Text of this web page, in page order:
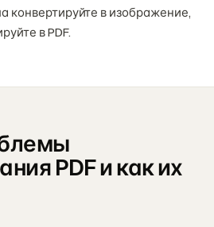
конвертируйте в изображение,
в PDF.
PDF и как их